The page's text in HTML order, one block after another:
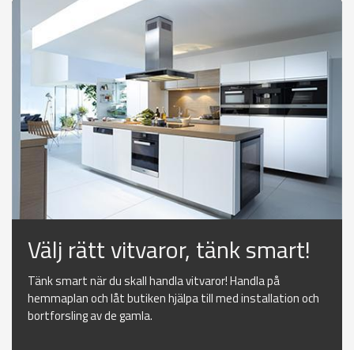
Välj rätt vitvaror, tänk smart!
Tänk smart när du skall handla vitvaror! Handla på
hemmaplan och låt butiken hjälpa till med installation och
bortforsling av de gamla.